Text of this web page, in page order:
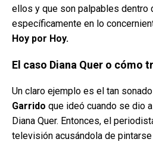
ellos y que son palpables dentro
específicamente en lo
Hoy por Hoy.
El caso Diana Quer o cómo
Un claro ejemplo es el tan
Garrido que ideó cuando se dio
Diana Quer. Entonces, el
televisión acusándola de